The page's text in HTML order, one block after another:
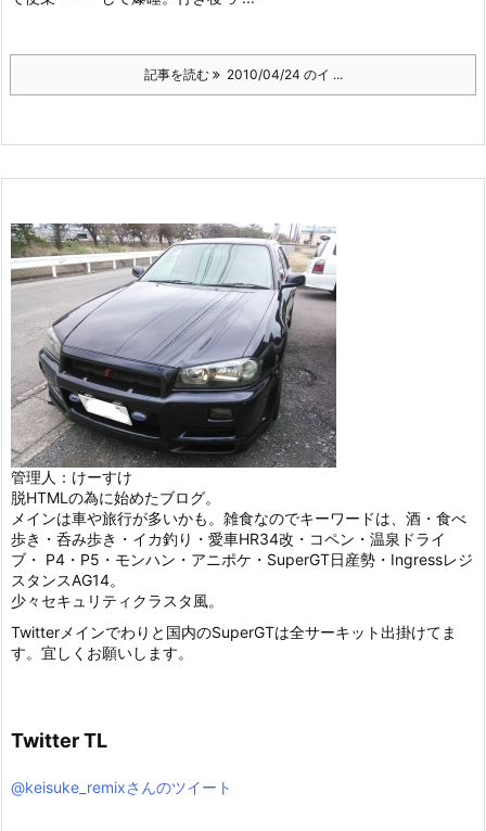
記事を読む 2010/04/24 のイ ...
管理人：けーすけ
脱HTMLの為に始めたブログ。
メインは車や旅行が多いかも。雑食なのでキーワードは、酒・食べ
歩き・呑み歩き・イカ釣り・愛車HR34改・コペン・温泉ドライ
ブ・ P4・P5・モンハン・アニポケ・SuperGT日産勢・Ingressレジ
スタンスAG14。
少々セキュリティクラスタ風。
Twitterメインでわりと国内のSuperGTは全サーキット出掛けてま
す。宜しくお願いします。
Twitter TL
@keisuke_remixさんのツイート